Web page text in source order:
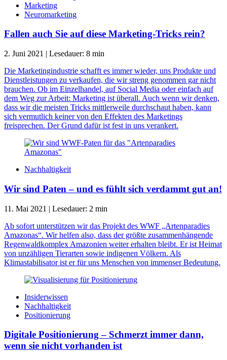
Marketing
Neuromarketing
Fallen auch Sie auf diese Marketing-Tricks rein?
2. Juni 2021 | Lesedauer: 8 min
Die Marketingindustrie schafft es immer wieder, uns Produkte und
Dienstleistungen zu verkaufen, die wir streng genommen gar nicht
brauchen. Ob im Einzelhandel, auf Social Media oder einfach auf
dem Weg zur Arbeit: Marketing ist überall. Auch wenn wir denken,
dass wir die meisten Tricks mittlerweile durchschaut haben, kann
sich vermutlich keiner von den Effekten des Marketings
freisprechen. Der Grund dafür ist fest in uns verankert.
Nachhaltigkeit
Wir sind Paten – und es fühlt sich verdammt gut an!
11. Mai 2021 | Lesedauer: 2 min
Ab sofort unterstützen wir das Projekt des WWF „Artenparadies
Amazonas“. Wir helfen also, dass der größte zusammenhängende
Regenwaldkomplex Amazonien weiter erhalten bleibt. Er ist Heimat
von unzähligen Tierarten sowie indigenen Völkern. Als
Klimastabilisator ist er für uns Menschen von immenser Bedeutung.
Insiderwissen
Nachhaltigkeit
Positionierung
Digitale Positionierung – Schmerzt immer dann,
wenn sie nicht vorhanden ist